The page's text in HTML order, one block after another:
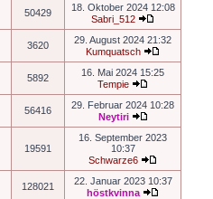
50429
18. Oktober 2024 12:08
Sabri_512
3620
29. August 2024 21:32
Kumquatsch
5892
16. Mai 2024 15:25
Tempie
56416
29. Februar 2024 10:28
Neytiri
19591
16. September 2023
10:37
Schwarze6
128021
22. Januar 2023 10:37
höstkvinna